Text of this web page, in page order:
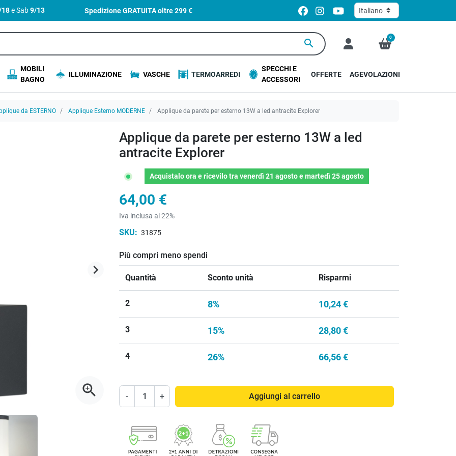
18e Sab9/13 Spedizione GRATUITA oltre299 €
search 0
MOBILI
BAGNO
ILLUMINAZIONE VASCHE TERMOARREDI
SPECCHI E
ACCESSORI
OFFERTE AGEVOLAZIONI
da ESTERNO Applique Esterno MODERNE Applique da parete per esterno 13W a led antracite Explorer
Successivo
keyboard_arrow_right
zoom_in
Applique da parete per esterno 13W a led
antracite Explorer
Acquistalo ora e ricevilotravenerdì 21 agostoemartedì 25 agosto
64,00 €
Iva inclusa al 22%
SKU: 31875
Più compri meno spendi
Quantità Sconto unità Risparmi
2 8% 10,24 €
3 15% 28,80 €
4 26% 66,56 €
- + Aggiungi al carrello